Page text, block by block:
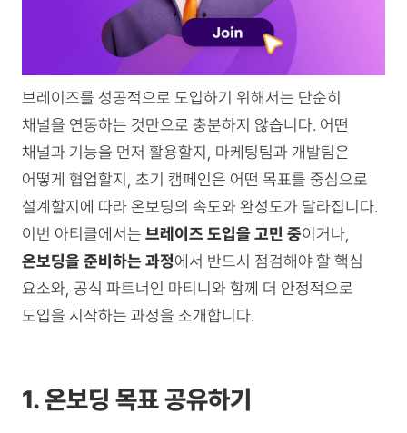
브레이즈를 성공적으로 도입하기 위해서는 단순히
채널을 연동하는 것만으로 충분하지 않습니다. 어떤
채널과 기능을 먼저 활용할지, 마케팅팀과 개발팀은
어떻게 협업할지, 초기 캠페인은 어떤 목표를 중심으로
설계할지에 따라 온보딩의 속도와 완성도가 달라집니다.
이번 아티클에서는 브레이즈 도입을 고민 중이거나,
온보딩을 준비하는 과정에서 반드시 점검해야 할 핵심
요소와, 공식 파트너인 마티니와 함께 더 안정적으로
도입을 시작하는 과정을 소개합니다.
1. 온보딩 목표 공유하기